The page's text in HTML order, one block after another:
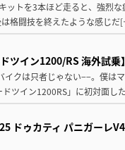
ットを3本ほど走ると、強烈な
格闘技を終えたような感じ
イン1200/RS 海外試乗】
クは只者じゃない−−。僕は
ドツイン1200RS」に初対面し
ドゥカティ パニガーレ